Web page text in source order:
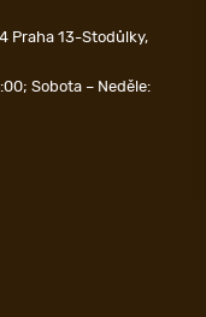
Praha 13-Stodůlky,
Sobota – Neděle: